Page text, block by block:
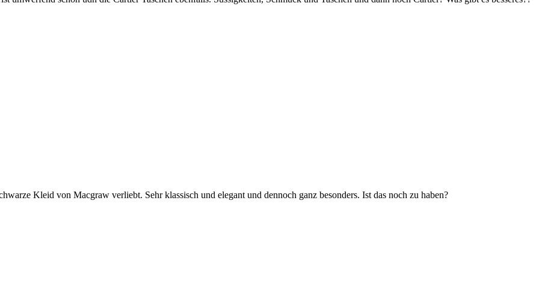
Kleid von Macgraw verliebt. Sehr klassisch und elegant und dennoch ganz besonders. Ist das noch zu haben?